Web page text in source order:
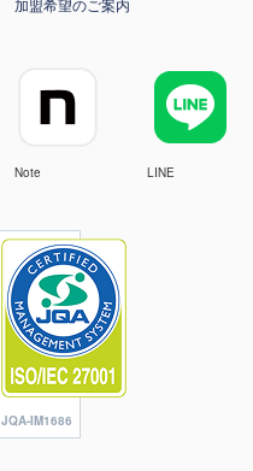
JQA-IM1686
Note LINE